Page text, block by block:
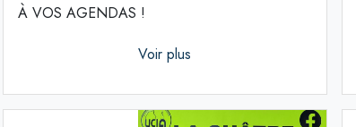
À VOS AGENDAS !
Voir plus